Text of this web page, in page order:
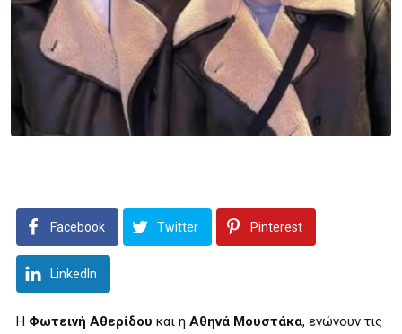
Facebook Twitter Pinterest
LinkedIn
Η Φωτεινή Αθερίδου και η Αθηνά Μουστάκα, ενώνουν τις